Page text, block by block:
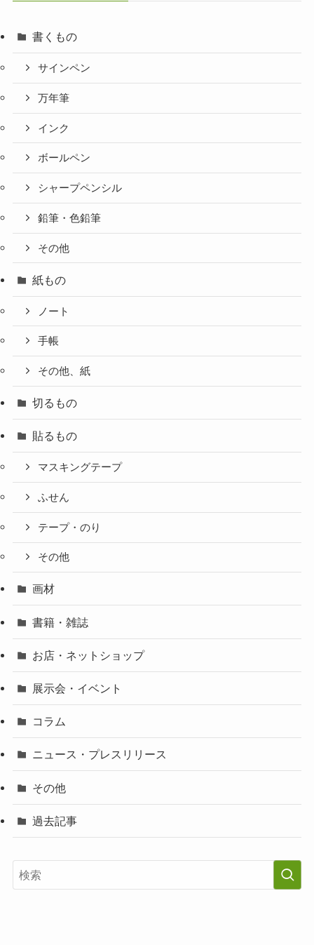
書くもの
サインペン
万年筆
インク
ボールペン
シャープペンシル
鉛筆・色鉛筆
その他
紙もの
ノート
手帳
その他、紙
切るもの
貼るもの
マスキングテープ
ふせん
テープ・のり
その他
画材
書籍・雑誌
お店・ネットショップ
展示会・イベント
コラム
ニュース・プレスリリース
その他
過去記事